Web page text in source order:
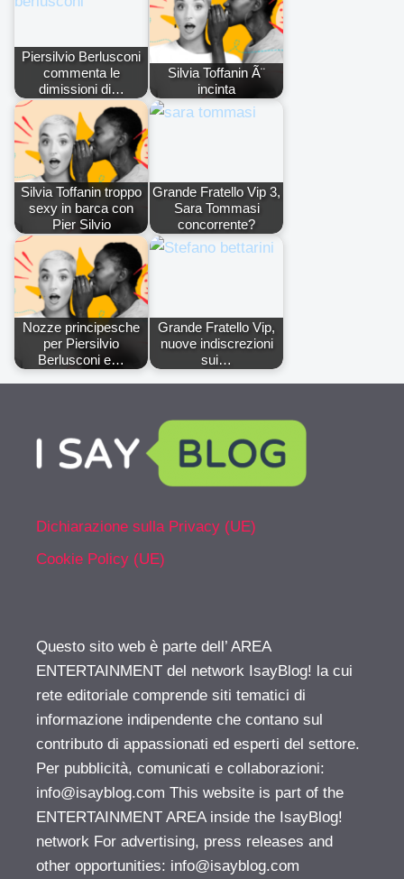
Piersilvio Berlusconi
commenta le
dimissioni di…
Silvia Toffanin Ã¨
incinta
Silvia Toffanin troppo
sexy in barca con
Pier Silvio
Grande Fratello Vip 3,
Sara Tommasi
concorrente?
Nozze principesche
per Piersilvio
Berlusconi e…
Grande Fratello Vip,
nuove indiscrezioni
sui…
Dichiarazione sulla Privacy (UE)
Cookie Policy (UE)
Questo sito web è parte dell’ AREA
ENTERTAINMENT del network IsayBlog! la cui
rete editoriale comprende siti tematici di
informazione indipendente che contano sul
contributo di appassionati ed esperti del settore.
Per pubblicità, comunicati e collaborazioni:
info@isayblog.com This website is part of the
ENTERTAINMENT AREA inside the IsayBlog!
network For advertising, press releases and
other opportunities: info@isayblog.com